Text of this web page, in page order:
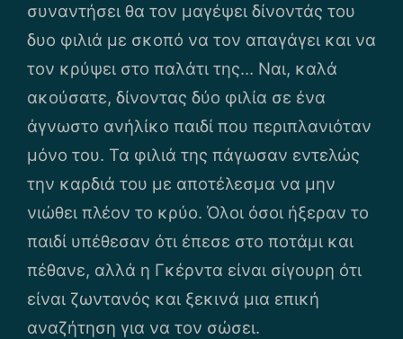
συναντήσει θα τον μαγέψει δίνοντάς του
δυο φιλιά με σκοπό να τον απαγάγει και να
τον κρύψει στο παλάτι της… Ναι, καλά
ακούσατε, δίνοντας δύο φιλία σε ένα
άγνωστο ανήλίκο παιδί που περιπλανιόταν
μόνο του. Τα φιλιά της πάγωσαν εντελώς
την καρδιά του με αποτέλεσμα να μην
νιώθει πλέον το κρύο. Όλοι όσοι ήξεραν το
παιδί υπέθεσαν ότι έπεσε στο ποτάμι και
πέθανε, αλλά η Γκέρντα είναι σίγουρη ότι
είναι ζωντανός και ξεκινά μια επική
αναζήτηση για να τον σώσει.